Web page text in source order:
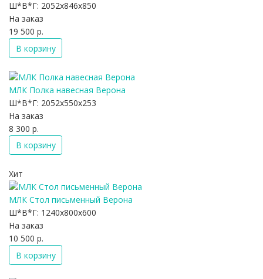
Ш*В*Г: 2052x846x850
На заказ
19 500 р.
В корзину
МЛК Полка навесная Верона
Ш*В*Г: 2052x550x253
На заказ
8 300 р.
В корзину
Хит
МЛК Стол письменный Верона
Ш*В*Г: 1240x800x600
На заказ
10 500 р.
В корзину